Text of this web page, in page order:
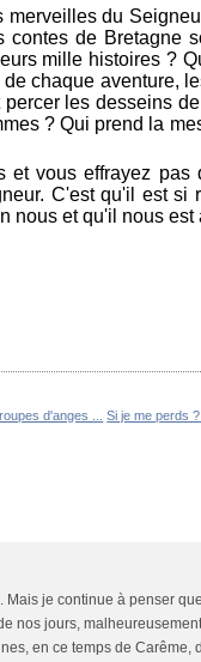
du
contes de Bre­tagne
mille histoires ?
chaque aventure,
les desseins
? Qui prend la
et vous effrayez
C'est qu'il est si
nous et qu'il nous
d'anges ... Si je me perds
je continue à penser
nos jours,
en ce temps de